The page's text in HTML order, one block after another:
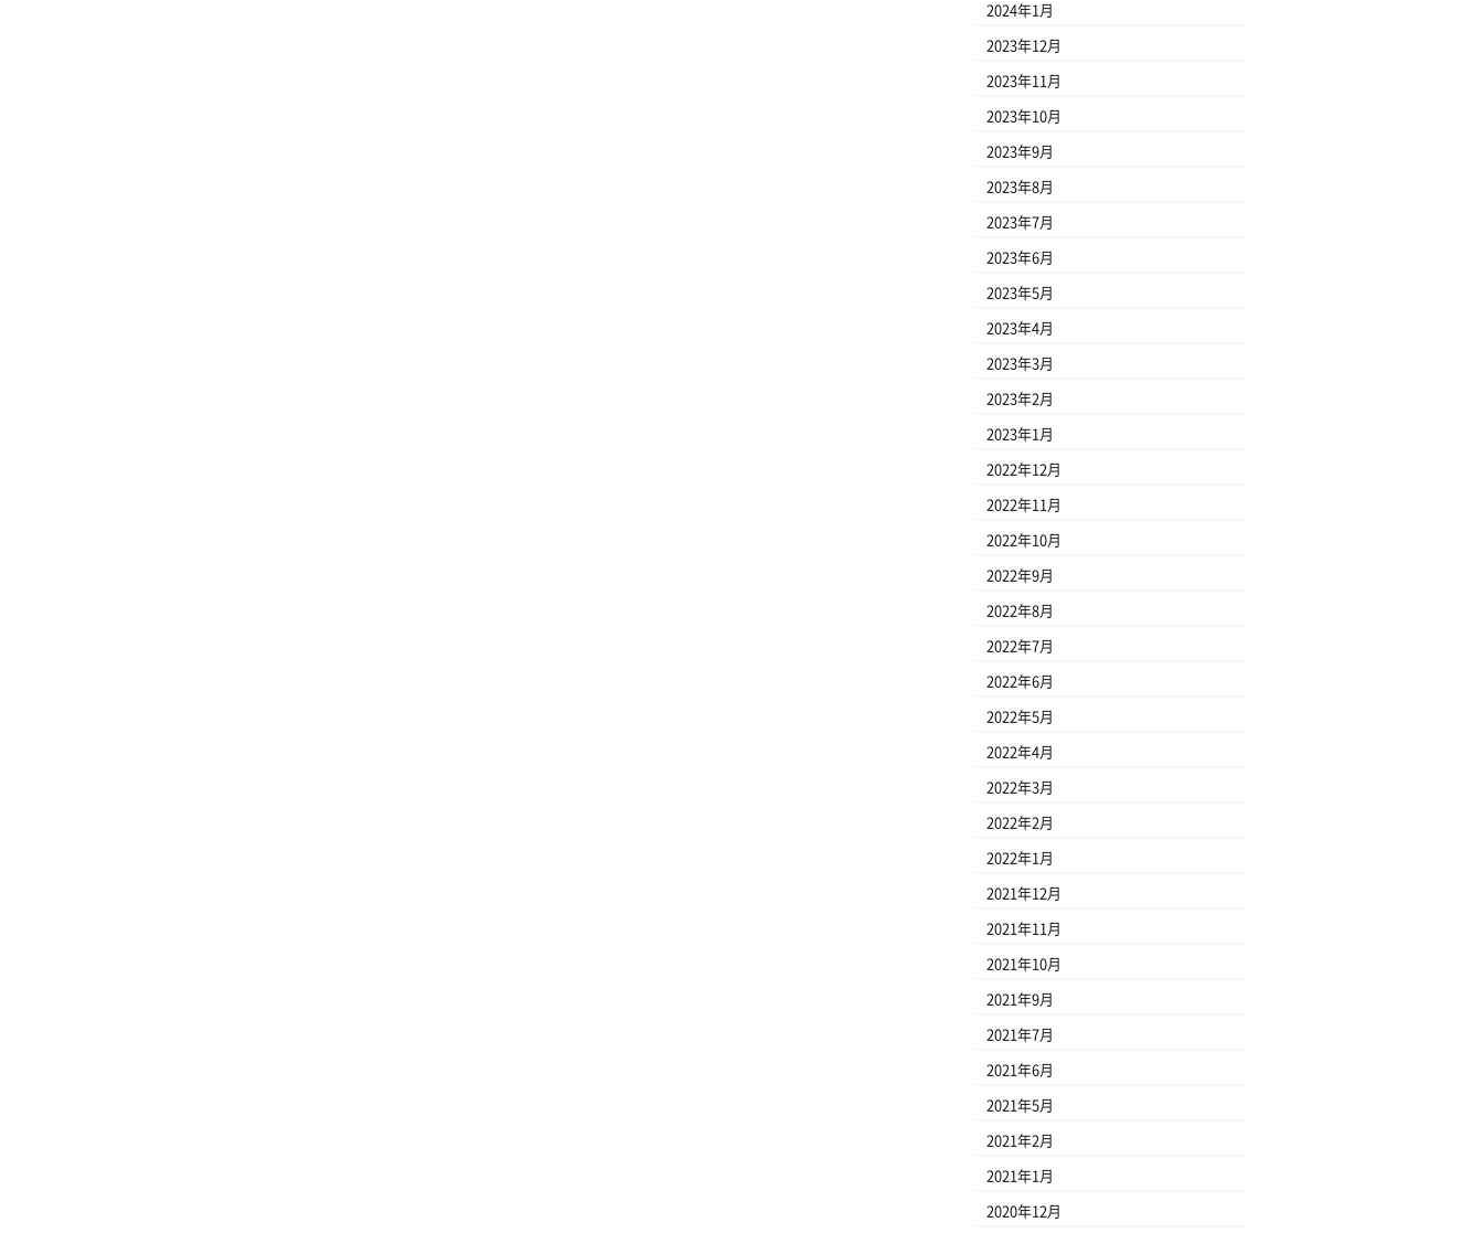
2024年1月
2023年12月
2023年11月
2023年10月
2023年9月
2023年8月
2023年7月
2023年6月
2023年5月
2023年4月
2023年3月
2023年2月
2023年1月
2022年12月
2022年11月
2022年10月
2022年9月
2022年8月
2022年7月
2022年6月
2022年5月
2022年4月
2022年3月
2022年2月
2022年1月
2021年12月
2021年11月
2021年10月
2021年9月
2021年7月
2021年6月
2021年5月
2021年2月
2021年1月
2020年12月